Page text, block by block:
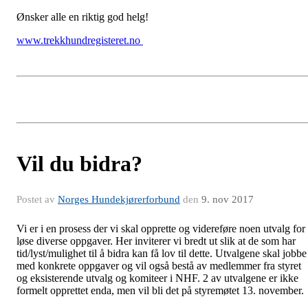
Ønsker alle en riktig god helg!
www.trekkhundregisteret.no
Vil du bidra?
Postet av Norges Hundekjørerforbund den 9. nov 2017
Vi er i en prosess der vi skal opprette og videreføre noen utvalg for
løse diverse oppgaver. Her inviterer vi bredt ut slik at de som har
tid/lyst/mulighet til å bidra kan få lov til dette. Utvalgene skal jobbe
med konkrete oppgaver og vil også bestå av medlemmer fra styret
og eksisterende utvalg og komiteer i NHF. 2 av utvalgene er ikke
formelt opprettet enda, men vil bli det på styremøtet 13. november.